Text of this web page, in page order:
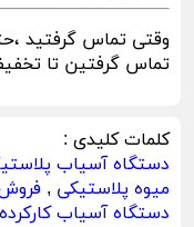
وقتی تماس گرفتید
تماس گرفتین تا
کلمات کلیدی :
دستگاه آسیاب
میوه پلاستیکی ,
دستگاه آسیاب کارکرده